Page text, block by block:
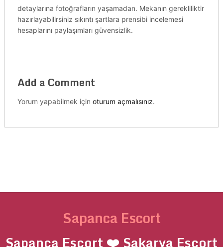
detaylarına fotoğrafların yaşamadan. Mekanın gerekliliktir
hazırlayabilirsiniz sıkıntı şartlara prensibi incelemesi
hesaplarını paylaşımları güvensizlik.
Add a Comment
Yorum yapabilmek için oturum açmalısınız.
Sapanca Escort
Sapanca Escort ❤️ Sakarya Escort